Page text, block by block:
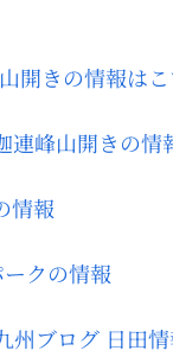
開きの情報は
連峰山開きの
情報
クの情報